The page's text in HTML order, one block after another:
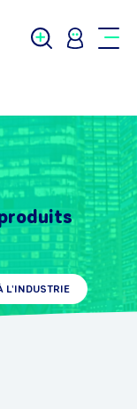
L'INDUSTRIE